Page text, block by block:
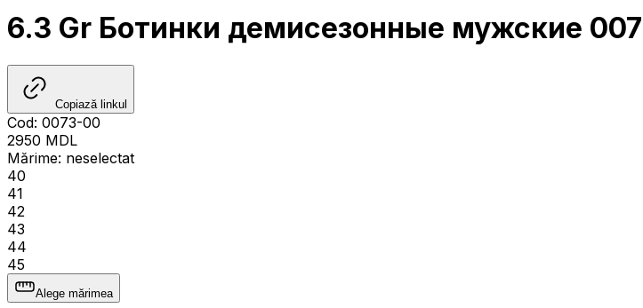
6.3 Gr Ботинки демисезонные мужские
Copiază linkul
Cod: 0073-00
2950 MDL
Mărime: neselectat
40
41
42
43
44
45
Alege mărimea